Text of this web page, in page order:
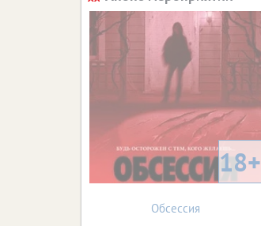
18+
Обсессия